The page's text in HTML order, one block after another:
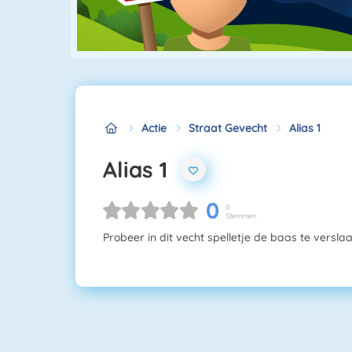
Actie Straat Gevecht Alias 1
Alias 1
0
0
Stemmen
Probeer in dit vecht spelletje de baas te